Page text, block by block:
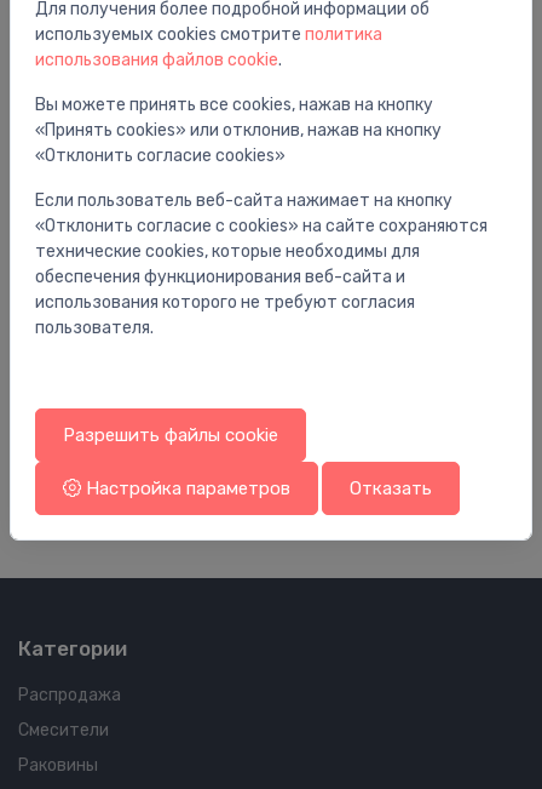
Вам также может понравиться
iztece Axor Citterio E, 180 mm, no sienas,
hroms
Категории
Распродажа
Смесители
Раковины
Для получения более подробной информации об
используемых cookies смотрите политика
использования файлов cookie.
Вы можете принять все cookies, нажав на кнопку
«Принять cookies» или отклонив, нажав на кнопку
«Отклонить согласие cookies»
Если пользователь веб-сайта нажимает на кнопку
«Отклонить согласие с cookies» на сайте сохраняются
технические cookies, которые необходимы для
обеспечения функционирования веб-сайта и
использования которого не требуют согласия
пользователя.
Разрешить файлы cookie
Настройка параметров Отказать